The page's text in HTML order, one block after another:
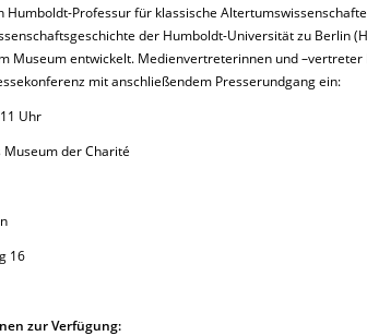
Humboldt-Professur für klassische
der Humboldt-Universität zu Berlin
Museum entwickelt. Medienvertreterinnen und
mit anschließendem Presserundgang ein:
Uhr
der Charité
16
zur Verfügung: